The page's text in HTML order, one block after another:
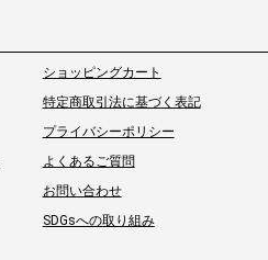
ショッピングカート
特定商取引法に基づく表記
プライバシーポリシー
よくあるご質問
お問い合わせ
SDGsへの取り組み